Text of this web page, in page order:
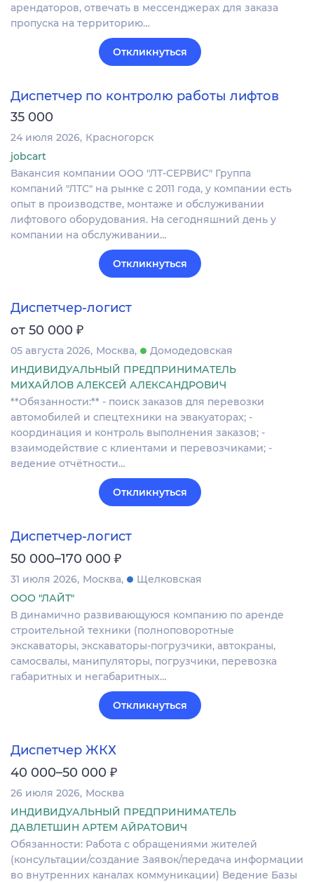
арендаторов, отвечать в мессенджерах для заказа
пропуска на территорию…
Откликнуться
Диспетчер по контролю работы лифтов
35 000
24 июля 2026 Красногорск
jobcart
Вакансия компании ООО "ЛТ-СЕРВИС" Группа
компаний "ЛТС" на рынке с 2011 года, у компании есть
опыт в производстве, монтаже и обслуживании
лифтового оборудования. На сегодняшний день у
компании на обслуживании…
Откликнуться
Диспетчер-логист
от 50 000 ₽
05 августа 2026 Москва
Домодедовская
ИНДИВИДУАЛЬНЫЙ ПРЕДПРИНИМАТЕЛЬ
МИХАЙЛОВ АЛЕКСЕЙ АЛЕКСАНДРОВИЧ
**Обязанности:** - поиск заказов для перевозки
автомобилей и спецтехники на эвакуаторах; -
координация и контроль выполнения заказов; -
взаимодействие с клиентами и перевозчиками; -
ведение отчётности…
Откликнуться
Диспетчер-логист
50 000–170 000 ₽
31 июля 2026 Москва
Щелковская
ООО "ЛАЙТ"
В динамично развивающуюся компанию по аренде
строительной техники (полноповоротные
экскаваторы, экскаваторы-погрузчики, автокраны,
самосвалы, манипуляторы, погрузчики, перевозка
габаритных и негабаритных…
Откликнуться
Диспетчер ЖКХ
40 000–50 000 ₽
26 июля 2026 Москва
ИНДИВИДУАЛЬНЫЙ ПРЕДПРИНИМАТЕЛЬ
ДАВЛЕТШИН АРТЕМ АЙРАТОВИЧ
Обязанности: Работа с обращениями жителей
(консультации/создание Заявок/передача информации
во внутренних каналах коммуникации) Ведение Базы